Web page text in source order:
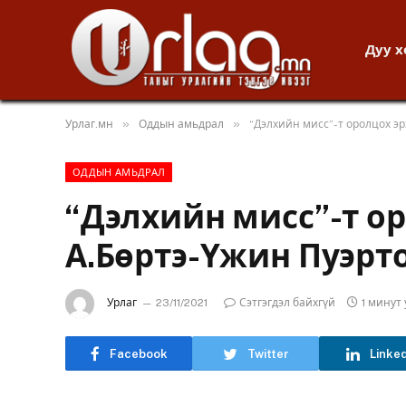
Дуу
Урлаг.мн » Оддын амьдрал » “Дэлхийн мисс”-т оролцох
ОДДЫН АМЬДРАЛ
“Дэлхийн мисс”-т
А.Бөртэ-Үжин
Урлаг 23/11/2021 Сэтгэгдэл байхгүй 1
Facebook Twitter